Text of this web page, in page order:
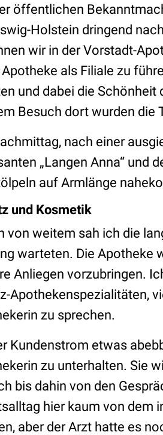
öffentlichen
Holstein dringend
wir in der Vorstadt-
als Filiale zu
und dabei die
Besuch dort wurden die
nach einer
„Langen Anna“ und
auf Armlänge
und Kosmetik
von weitem sah ich die
warteten. Die Apotheke
Anliegen vorzubringen.
Apothekenspezialitäten,
zu sprechen.
Kundenstrom etwas
zu unterhalten. Sie
bis dahin von den
hier kaum von dem
aber der Arzt hatte es